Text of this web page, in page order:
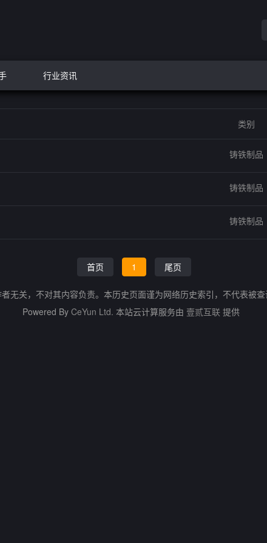
行业资讯
类别
铸铁制品
铸铁制品
铸铁制品
首页 1 尾页
无关，不对其内容负责。本历史页面谨为网络历史索引，不代表被查
Powered By CeYun Ltd. 本站云计算服务由 壹贰互联 提供